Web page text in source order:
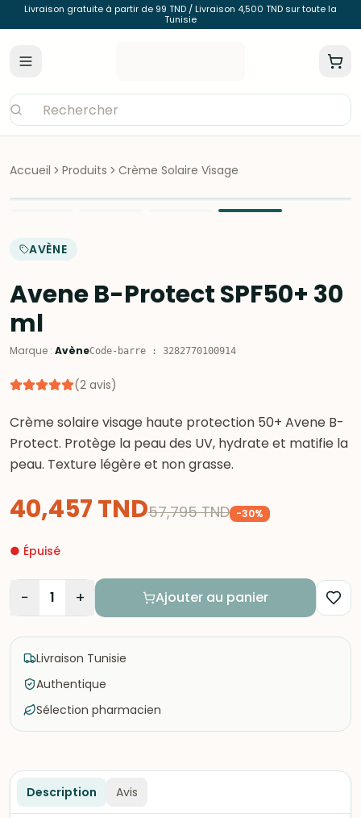
Livraison gratuite à partir de 99 TND / Livraison 4,500 TND sur toute la
Tunisie
Accueil Produits Crème Solaire Visage
AVÈNE
Avene B-Protect SPF50+ 30
ml
Marque : AvèneCode-barre : 3282770100914
(2 avis)
Crème solaire visage haute protection 50+ Avene B-
Protect. Protège la peau des UV, hydrate et matifie la
peau. Texture légère et non grasse.
40,457TND57,795 TND -30%
● Épuisé
− 1 + Ajouter au panier
Livraison Tunisie
Authentique
Sélection pharmacien
Description Avis